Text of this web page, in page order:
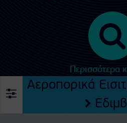
Περισσότερα
Αεροπορικά